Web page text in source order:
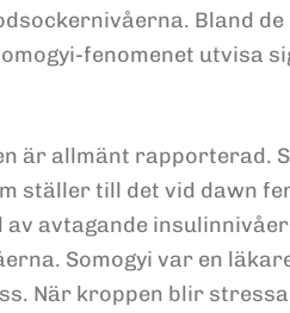
Bland
fenomenet utvisa
är allmänt rapporterad.
ställer till det vid dawn
avtagande
Somogyi var en
När kroppen blir